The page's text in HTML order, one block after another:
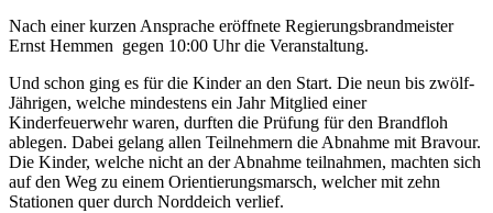
Nach einer kurzen Ansprache eröffnete Regierungsbrandmeister
Ernst Hemmen gegen 10:00 Uhr die Veranstaltung.
Und schon ging es für die Kinder an den Start. Die neun bis zwölf-
Jährigen, welche mindestens ein Jahr Mitglied einer
Kinderfeuerwehr waren, durften die Prüfung für den Brandfloh
ablegen. Dabei gelang allen Teilnehmern die Abnahme mit Bravour.
Die Kinder, welche nicht an der Abnahme teilnahmen, machten sich
auf den Weg zu einem Orientierungsmarsch, welcher mit zehn
Stationen quer durch Norddeich verlief.